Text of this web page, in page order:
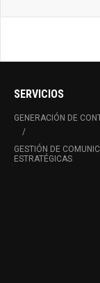
SERVICIOS
GENERACIÓN DE
GESTIÓN DE
ESTRATÉGICAS